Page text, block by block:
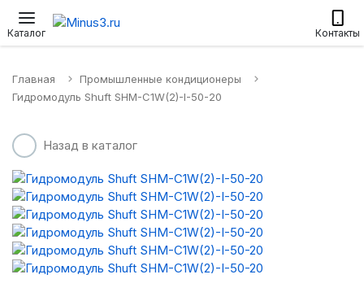
Каталог Контакты
Настенные сплит-системы
Главная
Промышленные кондиционеры
Гидромодуль Shuft SHM-C1W(2)-I-50-20
Назад в каталог